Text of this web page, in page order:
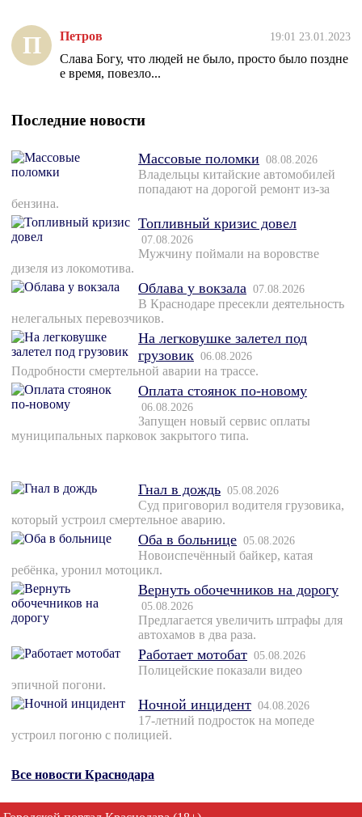
П Петров 19:01 23.01.2023
Слава Богу, что людей не было, просто было поздне
е время, повезло...
Последние новости
Массовые поломки 08.08.2026
Владельцы китайские автомобилей
попадают на дорогой ремонт из-за
бензина.
Топливный кризис довел
07.08.2026
Мужчину поймали на воровстве
дизеля из локомотива.
Облава у вокзала 07.08.2026
В Краснодаре пресекли деятельность
нелегальных перевозчиков.
На легковушке залетел под
грузовик 06.08.2026
Подробности смертельной аварии на трассе.
Оплата стоянок по-новому
06.08.2026
Запущен новый сервис оплаты
муниципальных парковок закрытого типа.
Гнал в дождь 05.08.2026
Суд приговорил водителя грузовика,
который устроил смертельное аварию.
Оба в больнице 05.08.2026
Новоиспечённый байкер, катая
ребёнка, уронил мотоцикл.
Вернуть обочечников на дорогу
05.08.2026
Предлагается увеличить штрафы для
автохамов в два раза.
Работает мотобат 05.08.2026
Полицейские показали видео
эпичной погони.
Ночной инцидент 04.08.2026
17-летний подросток на мопеде
устроил погоню с полицией.
Все новости Краснодара